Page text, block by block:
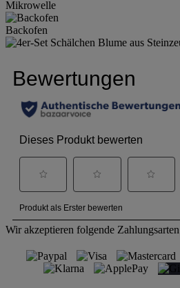
Mikrowelle
Backofen
Wir akzeptieren folgende Zahlungsarten